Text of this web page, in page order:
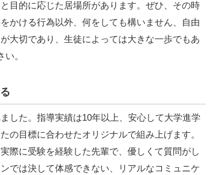
目的に応じた居場所があります。ぜひ、その時
かける行為以外、何をしても構いません、自由
大切であり、生徒によっては大きな一歩でもあ
。
した。指導実績は10年以上、安心して大学進学
の目標に合わせたオリジナルで組み上げます。
際に受験を経験した先輩で、優しくて質問がし
では決して体感できない、リアルなコミュニケ